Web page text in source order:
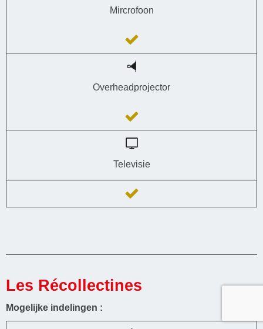
Mircrofoon
Overheadprojector
Televisie
Les Récollectines
Mogelijke indelingen :